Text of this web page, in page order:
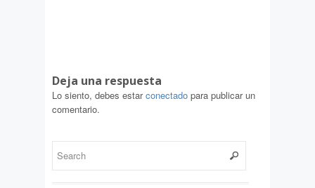
Deja una respuesta
Lo siento, debes estarconectado para publicar un
comentario.